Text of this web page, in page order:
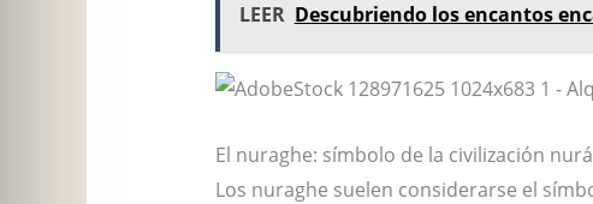
LEER Descubriendo los encantos
El nuraghe: símbolo de la civilización
Los nuraghe suelen considerarse el